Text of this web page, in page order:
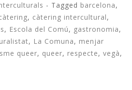
- Tagged barcelona,
, càtering intercultural,
, Escola del Comú, gastronomia,
, La Comuna, menjar
queer, queer, respecte, vegà,